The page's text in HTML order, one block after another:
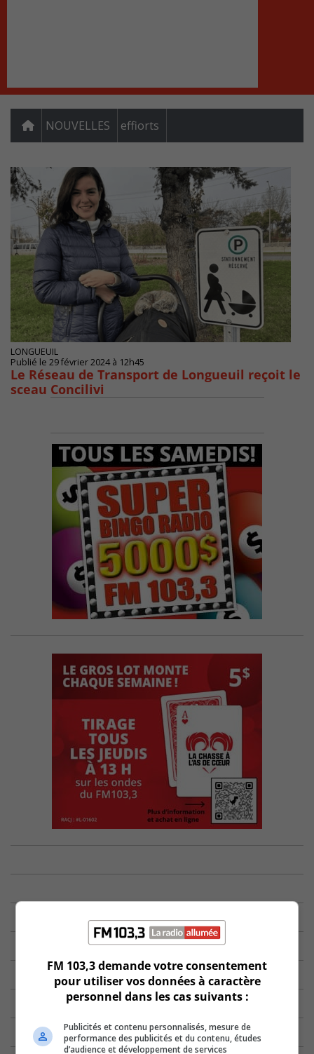
NOUVELLES effiorts
LONGUEUIL
Publié le 29 février 2024 à 12h45
Le Réseau de Transport de Longueuil reçoit le
sceau Concilivi
FM 103,3 demande votre consentement
pour utiliser vos données à caractère
personnel dans les cas suivants :
Publicités et contenu personnalisés, mesure de
performance des publicités et du contenu, études
d’audience et développement de services